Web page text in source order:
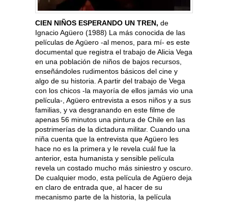
CIEN NIÑOS ESPERANDO UN TREN, de
Ignacio Agüero (1988) La más conocida de las
películas de Agüero -al menos, para mí- es este
documental que registra el trabajo de Alicia Vega
en una población de niños de bajos recursos,
enseñándoles rudimentos básicos del cine y
algo de su historia. A partir del trabajo de Vega
con los chicos -la mayoría de ellos jamás vio una
película-, Agüero entrevista a esos niños y a sus
familias, y va desgranando en este filme de
apenas 56 minutos una pintura de Chile en las
postrimerías de la dictadura militar. Cuando una
niña cuenta que la entrevista que Agüero les
hace no es la primera y le revela cuál fue la
anterior, esta humanista y sensible película
revela un costado mucho más siniestro y oscuro.
De cualquier modo, esta película de Agüero deja
en claro de entrada que, al hacer de su
mecanismo parte de la historia, la película